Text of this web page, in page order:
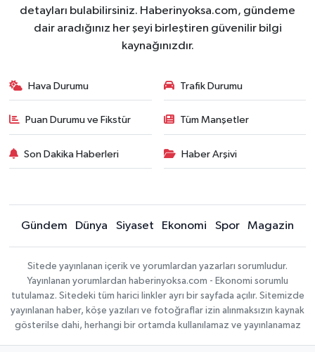
detayları bulabilirsiniz. Haberinyoksa.com, gündeme
dair aradığınız her şeyi birleştiren güvenilir bilgi
kaynağınızdır.
Hava Durumu Trafik Durumu
Puan Durumu ve Fikstür Tüm Manşetler
Son Dakika Haberleri Haber Arşivi
Gündem Dünya Siyaset Ekonomi Spor Magazin
Sitede yayınlanan içerik ve yorumlardan yazarları sorumludur.
Yayınlanan yorumlardan haberinyoksa.com - Ekonomi sorumlu
tutulamaz. Sitedeki tüm harici linkler ayrı bir sayfada açılır. Sitemizde
yayınlanan haber, köşe yazıları ve fotoğraflar izin alınmaksızın kaynak
gösterilse dahi, herhangi bir ortamda kullanılamaz ve yayınlanamaz